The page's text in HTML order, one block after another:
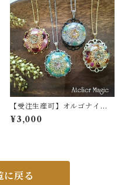
【受注生産可】オルゴナイト
チャームのペンダント（ラウ
ンドタイプ）
¥3,000
に戻る